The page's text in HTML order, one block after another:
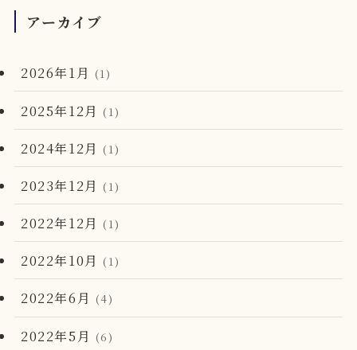
アーカイブ
2026年1月 (1)
2025年12月 (1)
2024年12月 (1)
2023年12月 (1)
2022年12月 (1)
2022年10月 (1)
2022年6月 (4)
2022年5月 (6)